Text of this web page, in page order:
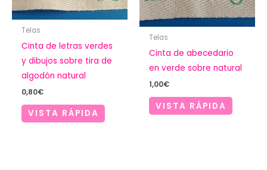
Telas
Cinta de letras verdes
y dibujos sobre tira de
algodón natural
0,80€
VISTA RÁPIDA
Telas
Cinta de abecedario
en verde sobre natural
1,00€
VISTA RÁPIDA